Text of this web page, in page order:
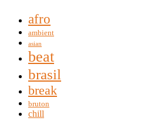
afro
ambient
asian
beat
brasil
break
bruton
chill